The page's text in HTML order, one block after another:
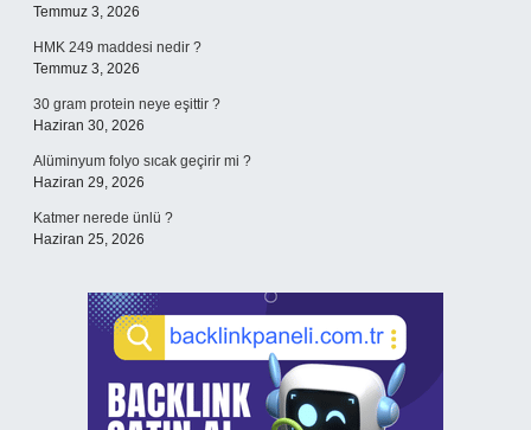
Temmuz 3, 2026
HMK 249 maddesi nedir ?
Temmuz 3, 2026
30 gram protein neye eşittir ?
Haziran 30, 2026
Alüminyum folyo sıcak geçirir mi ?
Haziran 29, 2026
Katmer nerede ünlü ?
Haziran 25, 2026